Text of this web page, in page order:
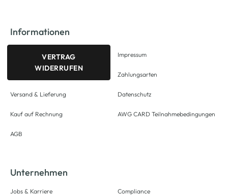
Informationen
VERTRAG
WIDERRUFEN
Versand & Lieferung
Kauf auf Rechnung
AGB
Impressum
Zahlungsarten
Datenschutz
AWG CARD Teilnahmebedingungen
Unternehmen
Jobs & Karriere Compliance